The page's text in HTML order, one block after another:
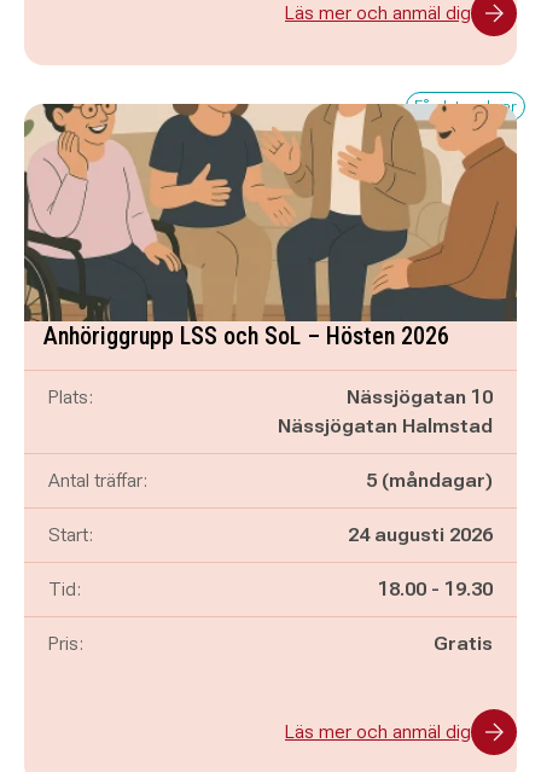
Läs mer och anmäl dig
Få platser kvar
Anhöriggrupp LSS och SoL – Hösten 2026
Plats:
Nässjögatan 10
Nässjögatan Halmstad
Antal träffar: 5 (måndagar)
Start: 24 augusti 2026
Tid: Pågår mellan
18.00 - och
19.30
Pris: Gratis
Läs mer och anmäl dig